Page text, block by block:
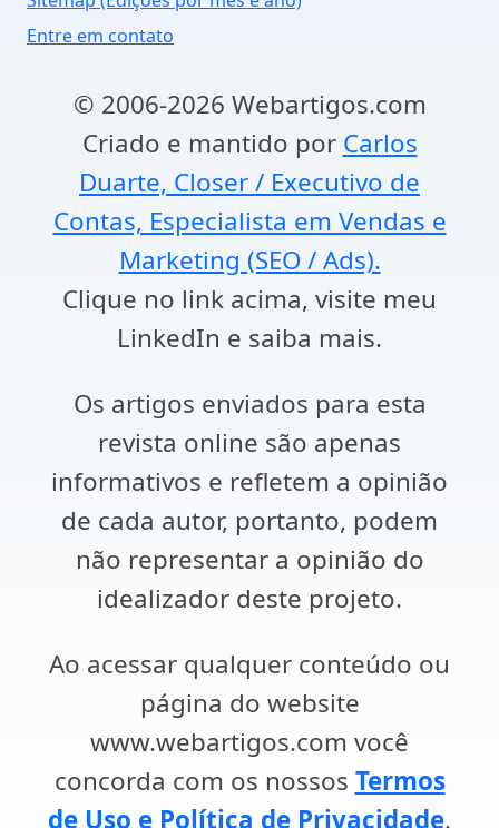
Entre em contato
© 2006-2026 Webartigos.com
Criado e mantido por Carlos
Duarte, Closer / Executivo de
Contas, Especialista em Vendas e
Marketing (SEO / Ads).
Clique no link acima, visite meu
LinkedIn e saiba mais.
Os artigos enviados para esta
revista online são apenas
informativos e refletem a opinião
de cada autor, portanto, podem
não representar a opinião do
idealizador deste projeto.
Ao acessar qualquer conteúdo ou
página do website
www.webartigos.com você
concorda com os nossos Termos
de Uso e Política de Privacidade.